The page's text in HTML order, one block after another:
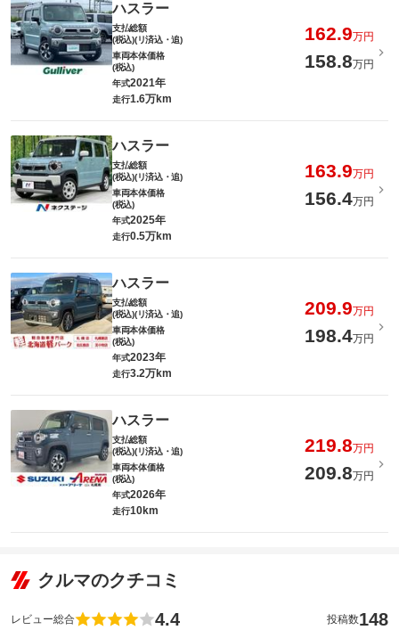
ハスラー
支払総額
(税込)(リ済込・追)
162.9万円
車両本体価格
(税込)
158.8万円
年式2021年
走行1.6万km
ハスラー
支払総額
(税込)(リ済込・追)
163.9万円
車両本体価格
(税込)
156.4万円
年式2025年
走行0.5万km
ハスラー
支払総額
(税込)(リ済込・追)
209.9万円
車両本体価格
(税込)
198.4万円
年式2023年
走行3.2万km
ハスラー
支払総額
(税込)(リ済込・追)
219.8万円
車両本体価格
(税込)
209.8万円
年式2026年
走行10km
クルマのクチコミ
レビュー総合 4.4 投稿数148